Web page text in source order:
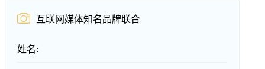
互联网媒体知名品牌联合
姓名: